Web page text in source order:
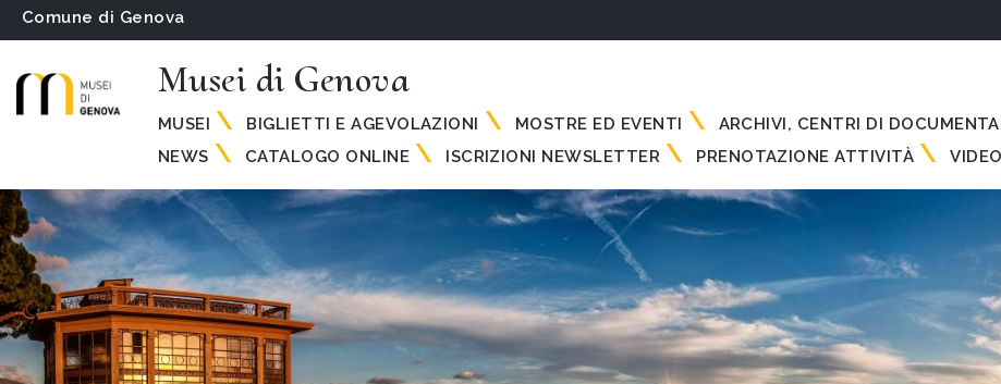
Comune di Genova
Musei di Genova
MUSEI BIGLIETTI E AGEVOLAZIONI MOSTRE ED EVENTI ARCHIVI, CENTRI DI
NEWS
CATALOGO ONLINE ISCRIZIONI NEWSLETTER PRENOTAZIONE ATTIVITÀ VIDEO